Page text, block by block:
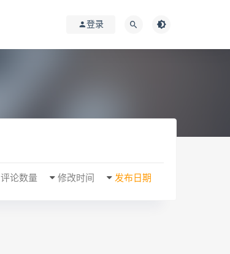
登录
发布日期
修改时间
评论数量